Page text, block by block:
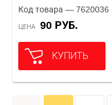
Код товара — 7620036
ЦЕНА 90 РУБ.
КУПИТЬ